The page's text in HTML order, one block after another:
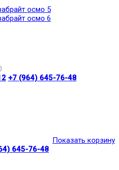
осмо 5
осмо 6
+7 (964) 645-76-48
Показать корзину
645-76-48